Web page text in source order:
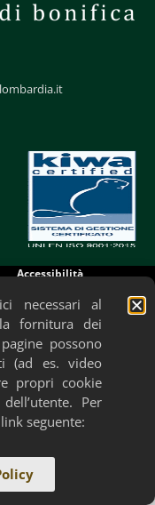
Accessibilità
necessari al
fornitura dei
possono
(ad es. video
propri cookie
Per
seguente: